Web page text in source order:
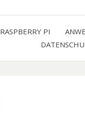
RASPBERRY PI